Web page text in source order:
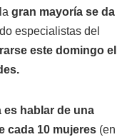
gran mayoría se da
especialistas del
este domingo el
es hablar de una
cada 10 mujeres (en